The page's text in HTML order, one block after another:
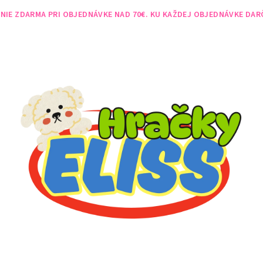
ZDARMA PRI OBJEDNÁVKE NAD 70€. KU KAŽDEJ OBJEDNÁVKE